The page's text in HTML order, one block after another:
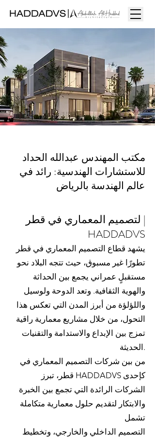
مكتب المهندس عبدالله الحداد
للاستشارات الهندسية: رائد في
عالم الهندسة بالرياض
لتصميم المعماري في قطر |
HADDADVS
يشهد قطاع التصميم المعماري في قطر
تطورًا غير مسبوق، حيث تتجه البلاد نحو
مستقبلٍ عمراني يجمع بين الحداثة
والهوية الثقافية. وتعد الدوحة ولوسيل
واللؤلؤة من أبرز المدن التي تعكس هذا
التحول، من خلال مشاريع معمارية راقية
تمزج بين الإبداع والاستدامة والتقنيات
الحديثة.
من بين شركات التصميم المعماري في
قطر، تبرز HADDADVS كإحدى
الشركات الرائدة التي تجمع بين الخبرة
والابتكار لتقديم حلول معمارية متكاملة
تشمل
التصميم الداخلي والخارجي، وتخطيط